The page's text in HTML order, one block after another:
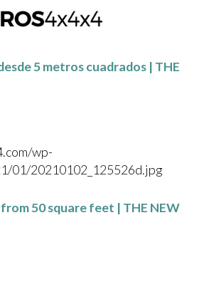
5 metros cuadrados | THE
wp-
01/20210102_125526d.jpg
50 square feet | THE NEW